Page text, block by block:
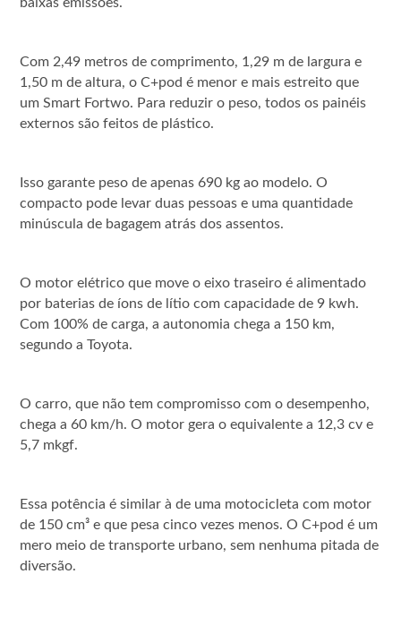
Com 2,49 metros de comprimento, 1,29 m de largura e
1,50 m de altura, o C+pod é menor e mais estreito que
um Smart Fortwo. Para reduzir o peso, todos os painéis
externos são feitos de plástico.
Isso garante peso de apenas 690 kg ao modelo. O
compacto pode levar duas pessoas e uma quantidade
minúscula de bagagem atrás dos assentos.
O motor elétrico que move o eixo traseiro é alimentado
por baterias de íons de lítio com capacidade de 9 kwh.
Com 100% de carga, a autonomia chega a 150 km,
segundo a Toyota.
O carro, que não tem compromisso com o desempenho,
chega a 60 km/h. O motor gera o equivalente a 12,3 cv e
5,7 mkgf.
Essa potência é similar à de uma motocicleta com motor
de 150 cm³ e que pesa cinco vezes menos. O C+pod é um
mero meio de transporte urbano, sem nenhuma pitada de
diversão.